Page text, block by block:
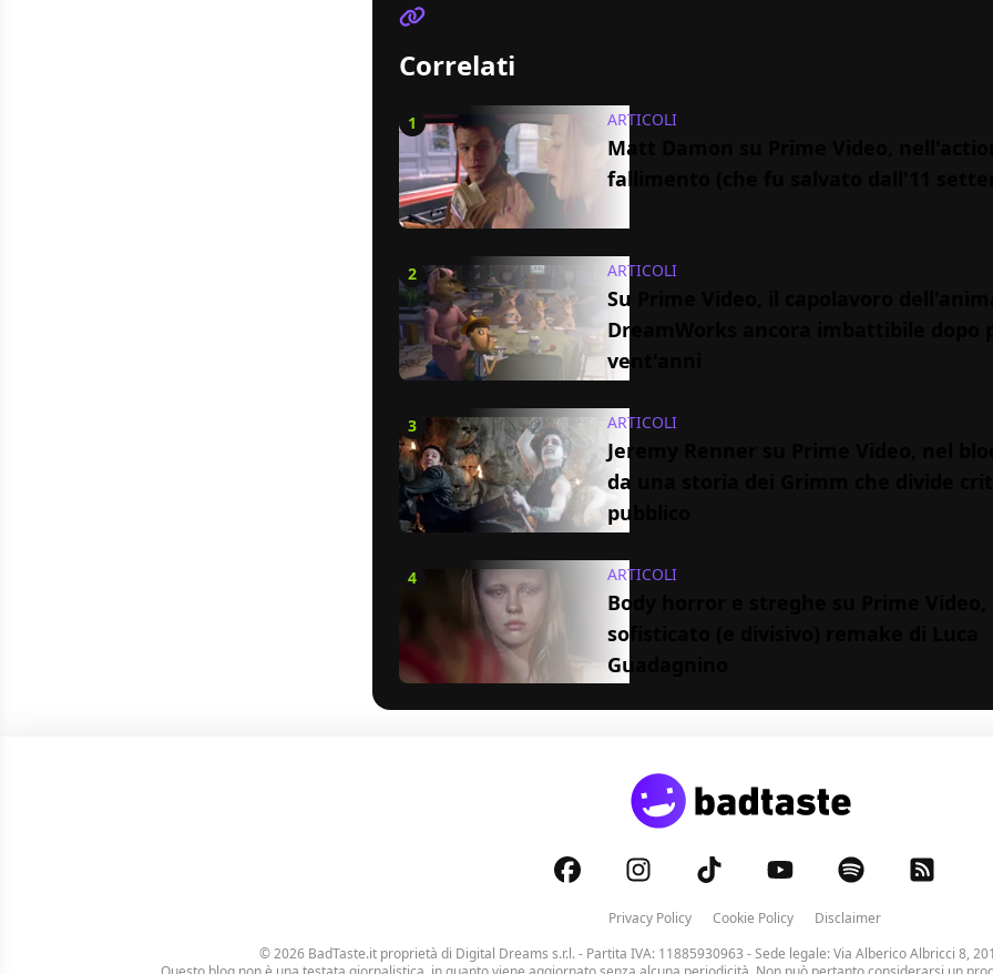
Correlati
1 ARTICOLI
Matt Damon su Prime Video,
fallimento (che fu salvato dall'11
2 ARTICOLI
Su Prime Video, il capolavoro
DreamWorks ancora imbattibile dopo
vent'anni
3 ARTICOLI
Jeremy Renner su Prime Video, nel
da una storia dei Grimm che divide
pubblico
4 ARTICOLI
Body horror e streghe su Prime Video,
sofisticato (e divisivo) remake di Luca
Guadagnino
Privacy Policy Cookie Policy
Disclaimer
© 2026 BadTaste.it proprietà di Digital Dreams s.r.l.- Partita IVA: 11885930963 - Sede legale: Via Alberico Albricci 8,